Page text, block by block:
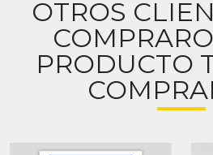
OTROS
PRODUCTO